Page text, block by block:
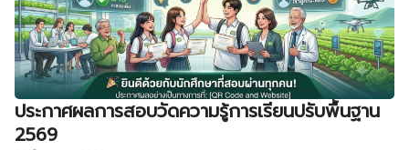
ประกาศผลการสอบวัดความรู้การเรียนปรับพื้นฐาน
2569